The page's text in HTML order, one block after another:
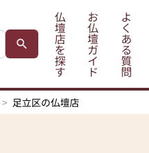
仏
壇
店
を
探
す
お
仏
壇
ガ
イ
ド
よ
く
あ
る
質
問
足立区の仏壇店